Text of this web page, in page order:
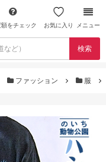
額をチェック お気に入り メニュー
検索
ファッション 服